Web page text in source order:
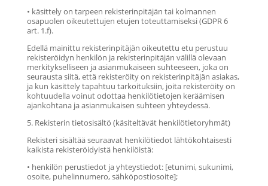
• käsittely on tarpeen rekisterinpitäjän tai kolmannen
osapuolen oikeutettujen etujen toteuttamiseksi (GDPR 6
art. 1.f).
Edellä mainittu rekisterinpitäjän oikeutettu etu perustuu
rekisteröidyn henkilön ja rekisterinpitäjän välillä olevaan
merkitykselliseen ja asianmukaiseen suhteeseen, joka on
seurausta siitä, että rekisteröity on rekisterinpitäjän asiakas,
ja kun käsittely tapahtuu tarkoituksiin, joita rekisteröity on
kohtuudella voinut odottaa henkilötietojen keräämisen
ajankohtana ja asianmukaisen suhteen yhteydessä.
5. Rekisterin tietosisältö (käsiteltävät henkilötietoryhmät)
Rekisteri sisältää seuraavat henkilötiedot lähtökohtaisesti
kaikista rekisteröidyistä henkilöistä:
• henkilön perustiedot ja yhteystiedot: [etunimi, sukunimi,
osoite, puhelinnumero, sähköpostiosoite];